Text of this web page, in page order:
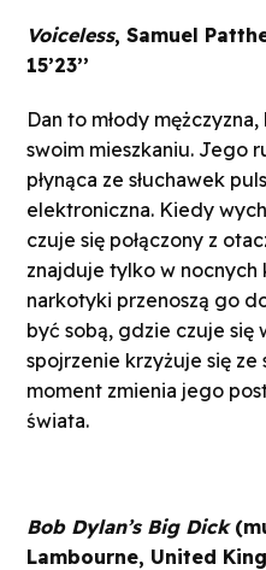
Voiceless, Samuel
15’23’’
Dan to młody
swoim mieszkaniu. Jego
płynąca ze słuchawek
elektroniczna. Kiedy
czuje się połączony z
znajduje tylko w nocnych
narkotyki przenoszą go
być sobą, gdzie czuje się
spojrzenie krzyżuje się
moment zmienia jego
świata.
Bob Dylan’s Big Dick
Lambourne, United